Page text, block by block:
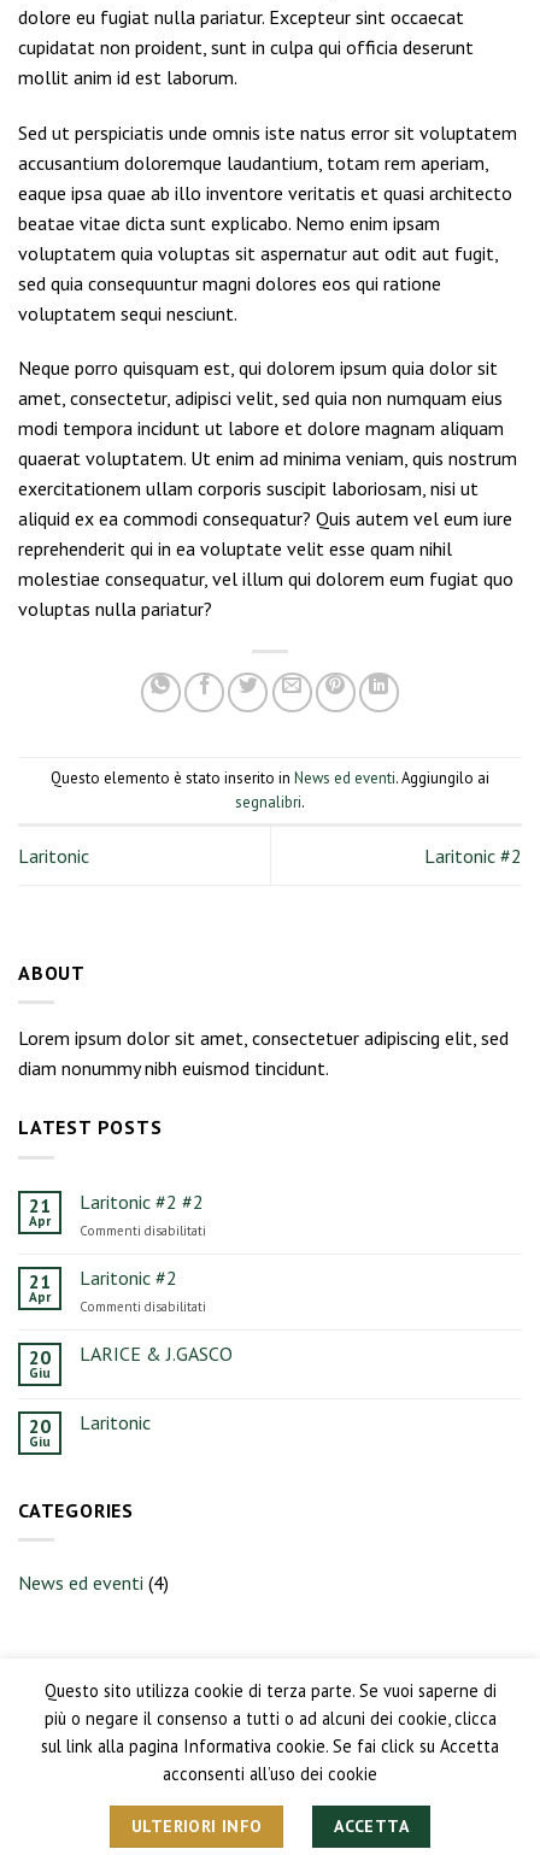
dolore eu fugiat nulla pariatur. Excepteur sint occaecat
cupidatat non proident, sunt in culpa qui officia deserunt
mollit anim id est laborum.
Sed ut perspiciatis unde omnis iste natus error sit voluptatem
accusantium doloremque laudantium, totam rem aperiam,
eaque ipsa quae ab illo inventore veritatis et quasi architecto
beatae vitae dicta sunt explicabo. Nemo enim ipsam
voluptatem quia voluptas sit aspernatur aut odit aut fugit,
sed quia consequuntur magni dolores eos qui ratione
voluptatem sequi nesciunt.
Neque porro quisquam est, qui dolorem ipsum quia dolor sit
amet, consectetur, adipisci velit, sed quia non numquam eius
modi tempora incidunt ut labore et dolore magnam aliquam
quaerat voluptatem. Ut enim ad minima veniam, quis nostrum
exercitationem ullam corporis suscipit laboriosam, nisi ut
aliquid ex ea commodi consequatur? Quis autem vel eum iure
reprehenderit qui in ea voluptate velit esse quam nihil
molestiae consequatur, vel illum qui dolorem eum fugiat quo
voluptas nulla pariatur?
Questo elemento è stato inserito in News ed eventi. Aggiungilo ai
segnalibri.
Laritonic Laritonic #2
ABOUT
Lorem ipsum dolor sit amet, consectetuer adipiscing elit, sed
diam nonummy nibh euismod tincidunt.
LATEST POSTS
21
Apr
Laritonic #2 #2
Commenti disabilitati
21
Apr
Laritonic #2
Commenti disabilitati
#2
20
Giu
LARICE & J.GASCO
20
Giu
Laritonic
CATEGORIES
News ed eventi (4)
© 2026 Digestivo Larice P.IVA 12633400010
Questo sito utilizza cookie di terza parte. Se vuoi saperne di
più o negare il consenso a tutti o ad alcuni dei cookie, clicca
sul link alla pagina Informativa cookie. Se fai click su Accetta
acconsenti all’uso dei cookie
ULTERIORI INFO ACCETTA